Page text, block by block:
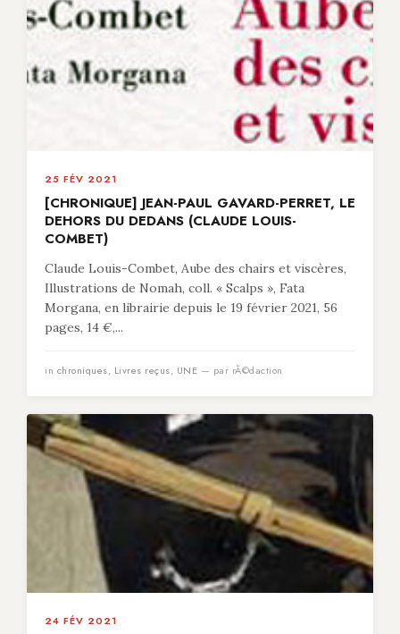
25 FÉV 2021
[CHRONIQUE] JEAN-PAUL GAVARD-PERRET, LE
DEHORS DU DEDANS (CLAUDE LOUIS-
COMBET)
Claude Louis-Combet, Aube des chairs et viscères,
Illustrations de Nomah, coll. « Scalps », Fata
Morgana, en librairie depuis le 19 février 2021, 56
pages, 14 €,...
in chroniques, Livres reçus, UNE — par rÃ©daction
24 FÉV 2021